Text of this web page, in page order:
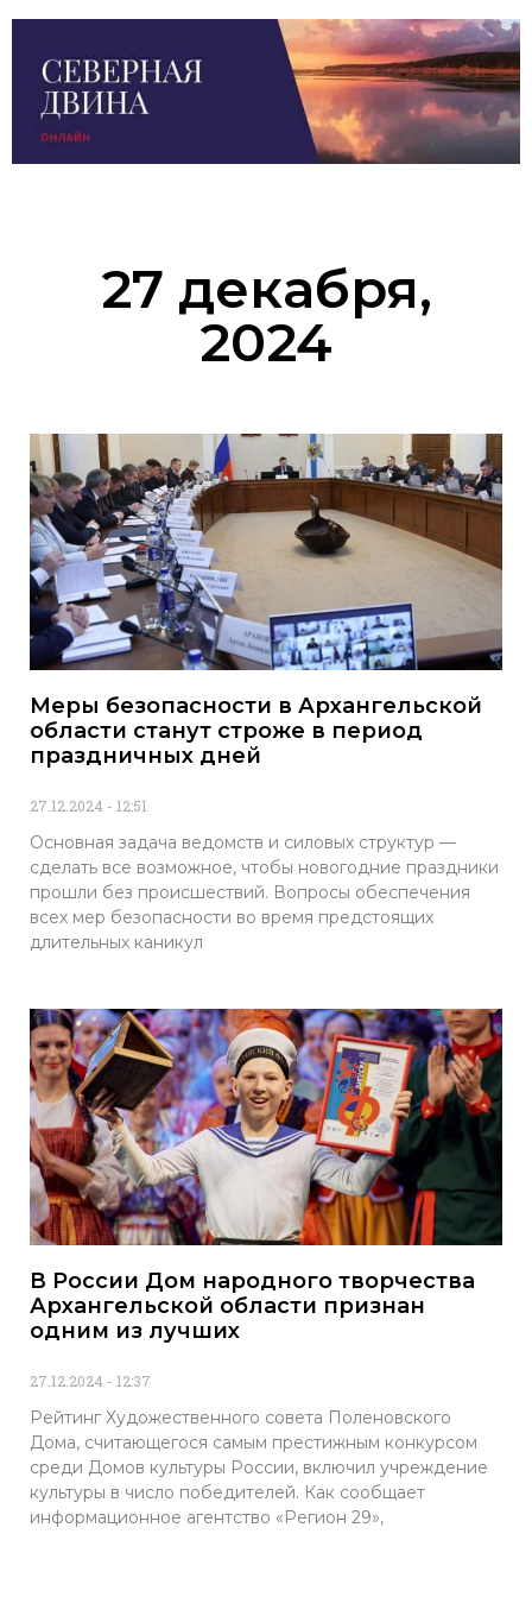
27 декабря,
2024
Меры безопасности в Архангельской
области станут строже в период
праздничных дней
27.12.2024 12:51
Основная задача ведомств и силовых структур —
сделать все возможное, чтобы новогодние праздники
прошли без происшествий. Вопросы обеспечения
всех мер безопасности во время предстоящих
длительных каникул
В России Дом народного творчества
Архангельской области признан
одним из лучших
27.12.2024 12:37
Рейтинг Художественного совета Поленовского
Дома, считающегося самым престижным конкурсом
среди Домов культуры России, включил учреждение
культуры в число победителей. Как сообщает
информационное агентство «Регион 29»,